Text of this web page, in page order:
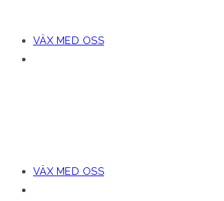
VÄX MED OSS
VÄX MED OSS